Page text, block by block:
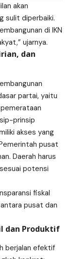
akan
sulit diperbaiki.
di IKN
ujarnya.
dan
partai, yaitu
prinsip
akses yang
pusat
Daerah harus
potensi
fiskal
pusat dan
dan Produktif
berjalan efektif